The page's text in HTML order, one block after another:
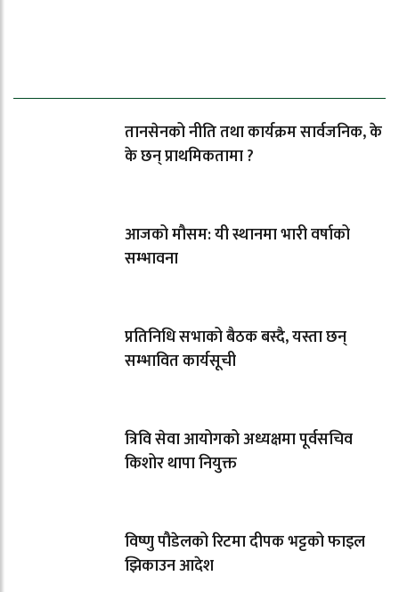
तानसेनको नीति तथा कार्यक्रम सार्वजनिक, के
के छन् प्राथमिकतामा ?
आजको मौसम: यी स्थानमा भारी वर्षाको
सम्भावना
प्रतिनिधि सभाको बैठक बस्दै, यस्ता छन्
सम्भावित कार्यसूची
त्रिवि सेवा आयोगको अध्यक्षमा पूर्वसचिव
किशोर थापा नियुक्त
विष्णु पौडेलको रिटमा दीपक भट्टको फाइल
झिकाउन आदेश